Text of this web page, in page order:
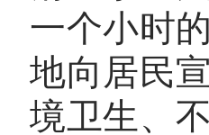
一个小时
地向居民
境卫生、